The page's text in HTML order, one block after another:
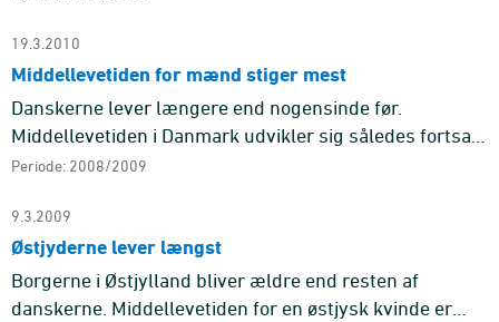
19.3.2010
Middellevetiden for mænd stiger mest
Danskerne lever længere end nogensinde før.
Middellevetiden i Danmark udvikler sig således fortsat
positivt og er nu 76,52 år for mænd og 80,75 år for
Periode: 2008/2009
9.3.2009
Østjyderne lever længst
Borgerne i Østjylland bliver ældre end resten af
danskerne. Middellevetiden for en østjysk kvinde er